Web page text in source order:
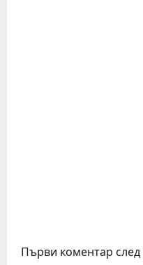
Първи коментар